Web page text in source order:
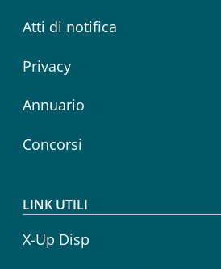
Atti di notifica
Privacy
Annuario
Concorsi
LINK UTILI
X-Up Disp